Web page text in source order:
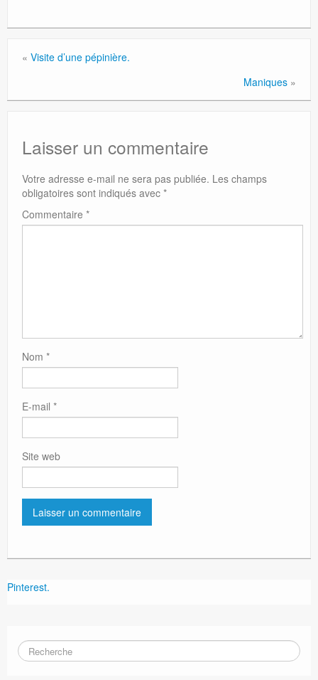
« Visite d’une pépinière.
Maniques »
Laisser un commentaire
Votre adresse e-mail ne sera pas publiée. Les champs
obligatoires sont indiqués avec *
Commentaire *
Nom *
E-mail *
Site web
Pinterest.